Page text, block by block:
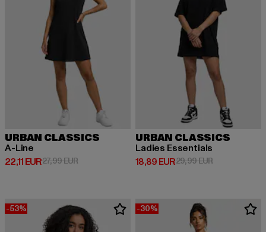
URBAN CLASSICS
A-Line
22,11 EUR
Derzeitiger Preis: 22,11 EUR
27,99 EURAktionspreis: 27,99 EUR
URBAN CLASSICS
Ladies Essentials
18,89 EUR
Derzeitiger Preis: 18,89 EUR
29,99 EURAktionspreis:
-53% -30%